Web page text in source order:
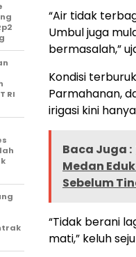
“Air tidak
Umbul juga
bermasalah,”
Kondisi
Parmahanan,
irigasi kini
Baca Juga :
Medan
Sebelum
“Tidak berani
mati,” keluh
RI